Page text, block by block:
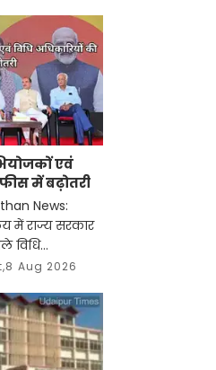
एवं
में बढ़ोतरी
News:
में राज्य सरकार
विधि
और एपीयरेंस
Aug 2026